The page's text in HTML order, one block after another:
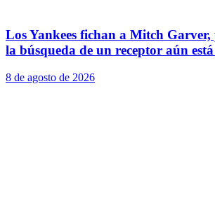
Los Yankees fichan a Mitch
la búsqueda de un receptor aún
8 de agosto de 2026